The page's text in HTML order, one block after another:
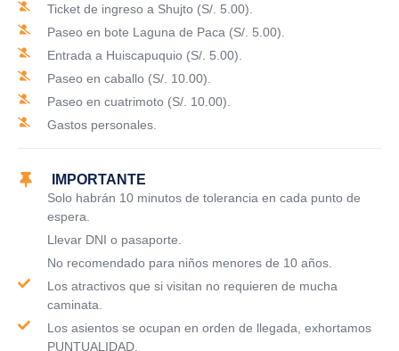
Ticket de ingreso a Shujto (S/. 5.00).
Paseo en bote Laguna de Paca (S/. 5.00).
Entrada a Huiscapuquio (S/. 5.00).
Paseo en caballo (S/. 10.00).
Paseo en cuatrimoto (S/. 10.00).
Gastos personales.
IMPORTANTE
Solo habrán 10 minutos de tolerancia en cada punto de
espera.
Llevar DNI o pasaporte.
No recomendado para niños menores de 10 años.
Los atractivos que si visitan no requieren de mucha
caminata.
Los asientos se ocupan en orden de llegada, exhortamos
PUNTUALIDAD.